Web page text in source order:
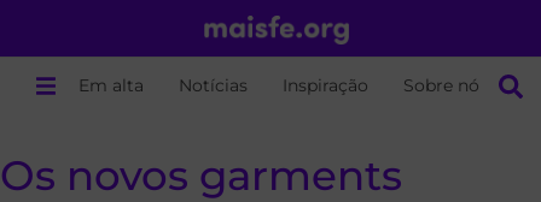
Em alta Notícias Inspiração Sobre nós
Os novos garments